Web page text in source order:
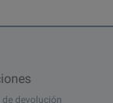
devolución